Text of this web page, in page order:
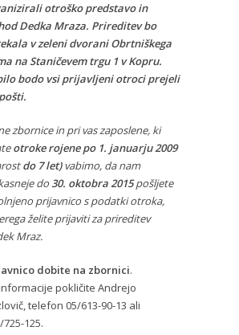
otroško predstavo in
Dedka Mraza. Prireditev bo
v zeleni dvorani Obrtniškega
na Staničevem trgu 1 v Kopru.
bodo vsi prijavljeni otroci prejeli
zbornice in pri vas zaposlene, ki
otroke rojene po 1. januarju 2009
do 7 let) vabimo, da nam
do30. oktobra 2015pošljete
prijavnico s podatki otroka,
želite prijaviti za prireditev
Mraz.
dobite na zbornici.
pokličite Andrejo
telefon 05/613-90-13 ali
725-125.